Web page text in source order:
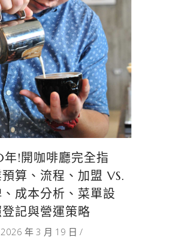
年!開咖啡廳完全指
算、流程、加盟 VS.
成本分析、菜單設
記與營運策略
2026 年 3 月 19 日